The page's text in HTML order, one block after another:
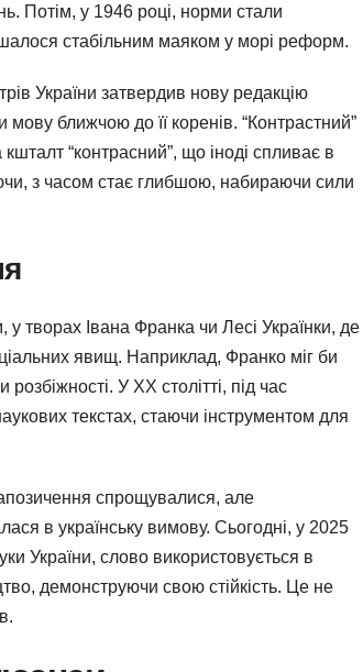
Потім, у 1946 році, норми стали
стабільним маяком у морі реформ.
України затвердив нову редакцію
ближчою до її коренів. “Контрастний”
“контрасний”, що іноді спливає в
з часом стає глибшою, набираючи сили
у творах Івана Франка чи Лесі Українки, де
явищ. Наприклад, Франко міг би
У XX столітті, під час
текстах, стаючи інструментом для
спрощувалися, але
в українську вимову. Сьогодні, у 2025
України, слово використовується в
демонструючи свою стійкість. Це не